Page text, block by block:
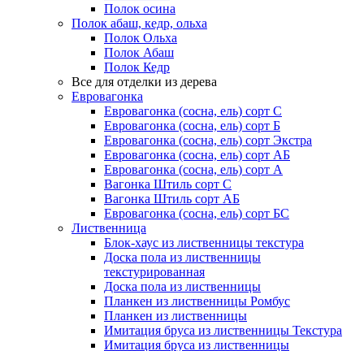
Полок осина
Полок абаш, кедр, ольха
Полок Ольха
Полок Абаш
Полок Кедр
Все для отделки из дерева
Евровагонка
Евровагонка (сосна, ель) сорт С
Евровагонка (сосна, ель) сорт Б
Евровагонка (сосна, ель) сорт Экстра
Евровагонка (сосна, ель) сорт АБ
Евровагонка (сосна, ель) сорт А
Вагонка Штиль сорт С
Вагонка Штиль сорт АБ
Евровагонка (сосна, ель) сорт БС
Лиственница
Блок-хаус из лиственницы текстура
Доска пола из лиственницы
текстурированная
Доска пола из лиственницы
Планкен из лиственницы Ромбус
Планкен из лиственницы
Имитация бруса из лиственницы Текстура
Имитация бруса из лиственницы